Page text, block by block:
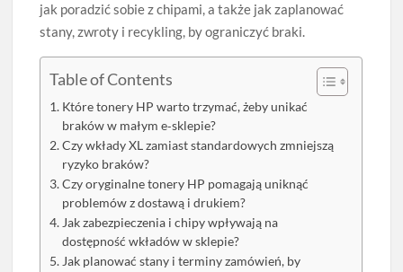
jak poradzić sobie z chipami, a także jak zaplanować
stany, zwroty i recykling, by ograniczyć braki.
Table of Contents
Które tonery HP warto trzymać, żeby unikać
braków w małym e‑sklepie?
Czy wkłady XL zamiast standardowych zmniejszą
ryzyko braków?
Czy oryginalne tonery HP pomagają uniknąć
problemów z dostawą i drukiem?
Jak zabezpieczenia i chipy wpływają na
dostępność wkładów w sklepie?
Jak planować stany i terminy zamówień, by